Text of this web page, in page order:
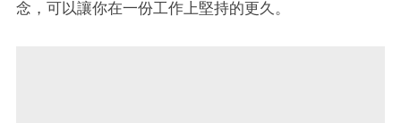
念，可以讓你在一份工作上堅持的更久。